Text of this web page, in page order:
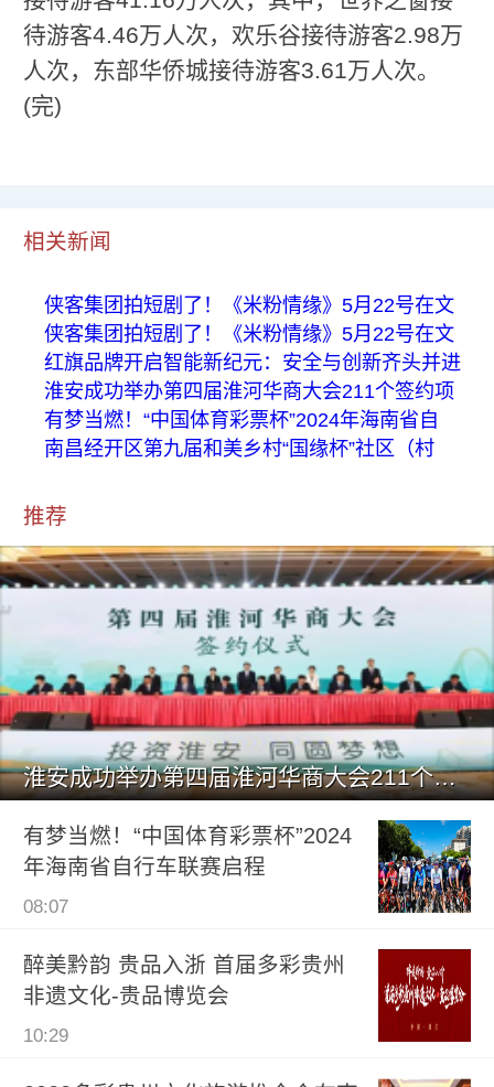
待游客4.46万人次，欢乐谷接待游客2.98万
人次，东部华侨城接待游客3.61万人次。
(完)
相关新闻
侠客集团拍短剧了！《米粉情缘》5月22号在文
侠客集团拍短剧了！《米粉情缘》5月22号在文
红旗品牌开启智能新纪元：安全与创新齐头并进
淮安成功举办第四届淮河华商大会211个签约项
有梦当燃！“中国体育彩票杯”2024年海南省自
南昌经开区第九届和美乡村“国缘杯”社区（村
推荐
淮安成功举办第四届淮河华商大会211个签约项目 总投资1486.
有梦当燃！“中国体育彩票杯”2024
年海南省自行车联赛启程
08:07
醉美黔韵 贵品入浙 首届多彩贵州
非遗文化-贵品博览会
10:29